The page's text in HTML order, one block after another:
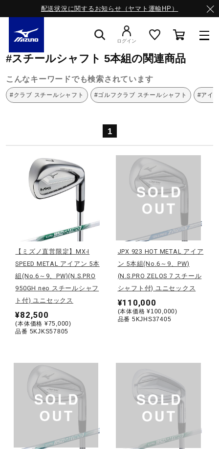
配送状況に関するお知らせ（ヤマト運輸HP）
ライフスタイルウエア
サッカー／フットサル
トレーニング
野球
ゴルフ
スイム
テニス／ソフトテニス
バドミントン
ログイン
ミズノ公式オンライン 5本組
#スチールシャフト 5本組の関連商品
こんなキーワードでも検索されています
#クラブ スチールシャフト #ゴルフクラブ スチールシャフト #アイ
1
【ミズノ直営限定】MX-I
SPEED METAL アイアン 5本
組(No.6～9、PW)(N.S.PRO
950GH neo スチールシャフ
ト付) ユニセックス
¥82,500
(本体価格 ¥75,000)
品番 5KJKS57805
JPX 923 HOT METAL アイア
ン 5本組(No.6～9、PW)
(N.S.PRO ZELOS 7 スチール
シャフト付) ユニセックス
¥110,000
(本体価格 ¥100,000)
品番 5KJHS37405